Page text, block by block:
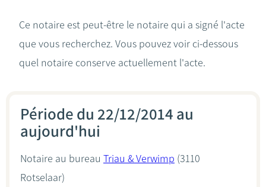
Le notaire
Ce notaire est peut-être le notaire qui a signé l'acte
que vous recherchez. Vous pouvez voir ci-dessous
quel notaire conserve actuellement l'acte.
Période du 22/12/2014 au
aujourd'hui
Notaire au bureau Triau & Verwimp (3110
Rotselaar)